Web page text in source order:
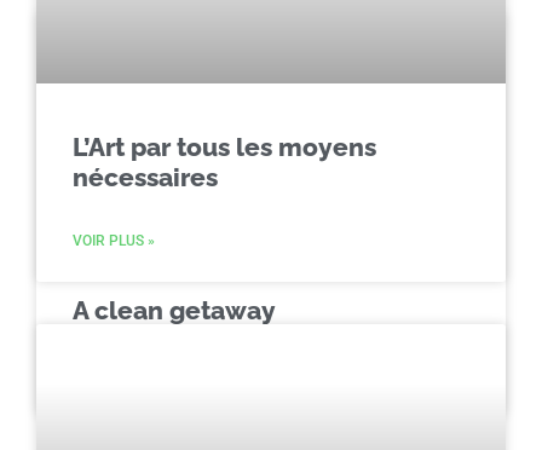
A clean getaway
L’Art par tous les moyens
nécessaires
VOIR PLUS »